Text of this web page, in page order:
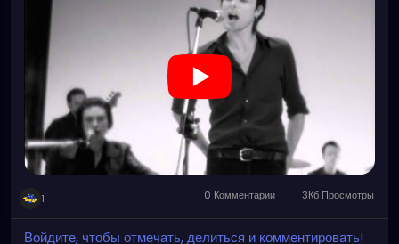
1 0 Комментарии 3Кб Просмотры
Войдите, чтобы отмечать, делиться и комментировать!